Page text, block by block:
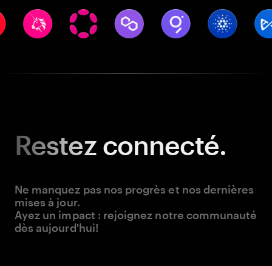
Restezconnecté.
Ne manquez pas nos progrès et nos dernières
mises à jour.
Ayez un impact : rejoignez notre communauté
dès aujourd'hui!